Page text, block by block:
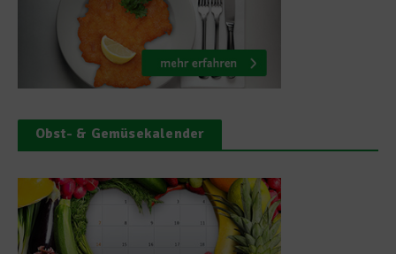
Obst- & Gemüsekalender